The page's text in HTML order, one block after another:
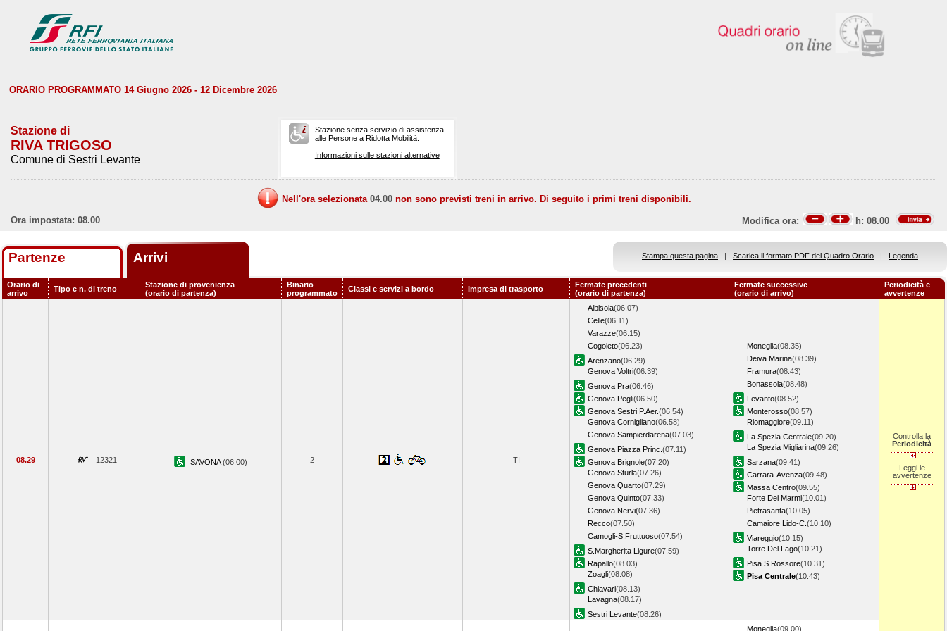
ORARIO PROGRAMMATO 14 Giugno 2026 - 12 Dicembre 2026
Stazione di
RIVA TRIGOSO
Comune di Sestri Levante
Stazione senza servizio di assistenza
alle Persone a Ridotta Mobilità.
Informazioni sulle stazioni alternative
Nell'ora selezionata 04.00 non sono previsti treni in arrivo. Di seguito i primi treni disponibili.
Ora impostata: 08.00
Modifica ora: h: 08.00
Partenze Arrivi Stampa questa pagina | Scarica il formato PDF del Quadro Orario | Legenda
Orario di
arrivo
Tipo e n. di treno
Stazione di provenienza
(orario di partenza)
Binario
programmato
Classi e servizi a bordo Impresa di trasporto
Fermate precedenti
(orario di partenza)
Fermate successive
(orario di arrivo)
Periodicità e
avvertenze
08.29 12321 SAVONA(06.00) 2 TI
Albisola(06.07)
Celle(06.11)
Varazze(06.15)
Cogoleto(06.23)
Arenzano(06.29)
Genova Voltri(06.39)
Genova Pra(06.46)
Genova Pegli(06.50)
Genova Sestri P.Aer.(06.54)
Genova Cornigliano(06.58)
Genova Sampierdarena(07.03)
Genova Piazza Princ. (07.11)
Genova Brignole(07.20)
Genova Sturla(07.26)
Genova Quarto(07.29)
Genova Quinto(07.33)
Genova Nervi(07.36)
Recco(07.50)
Camogli-S.Fruttuoso(07.54)
S.Margherita Ligure(07.59)
Rapallo(08.03)
Zoagli(08.08)
Chiavari(08.13)
Lavagna(08.17)
Sestri Levante(08.26)
Moneglia(08.35)
Deiva Marina(08.39)
Framura(08.43)
Bonassola(08.48)
Levanto(08.52)
Monterosso(08.57)
Riomaggiore(09.11)
La Spezia Centrale(09.20)
La Spezia Migliarina(09.26)
Sarzana(09.41)
Carrara-Avenza(09.48)
Massa Centro(09.55)
Forte Dei Marmi(10.01)
Pietrasanta(10.05)
Camaiore Lido-C. (10.10)
Viareggio(10.15)
Torre Del Lago(10.21)
Pisa S.Rossore(10.31)
Pisa Centrale(10.43)
Controlla la
Periodicità
Leggi le
avvertenze
Moneglia(09.00)